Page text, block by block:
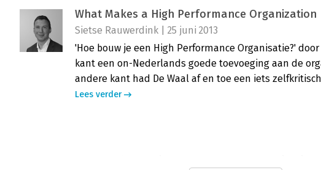
What Makes a High Performance Organization
Sietse Rauwerdink | 25 juni 2013
'Hoe bouw je een High Performance Organisatie?'
kant een on-Nederlands goede toevoeging aan de
andere kant had De Waal af en toe een iets
Lees verder